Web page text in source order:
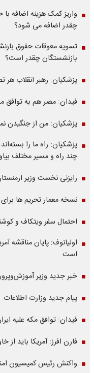
واریز کمک هزینه اضافه
چقدر اضافه می شود؟
تسویه معوقات حقوق
بازنشستگان چقدر است؟
پزشکیان: رهبر انقلاب هر
فیدان: مصر هم به
پزشکیان: من از جنگیدن
پزشکیان: راه ما را
چند راه و مسیر مختلف
رایزنی نخست وزیر
نسخه معمار تحریم ها
احتمال سفر ویتکاف و
اولیانوف: پایان مناقشه
است
خبر جدید وزیر
پیام جدید وزارت اطلاعات
فیدان: توافق مکه علیه
فارن افرز: آمریکا باید از
واکنش رئیس کمیسیون